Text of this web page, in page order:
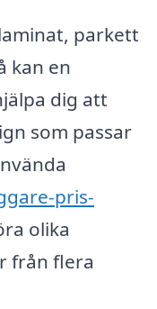
parkett
kan en
dig att
som passar
pris-
olika
från flera